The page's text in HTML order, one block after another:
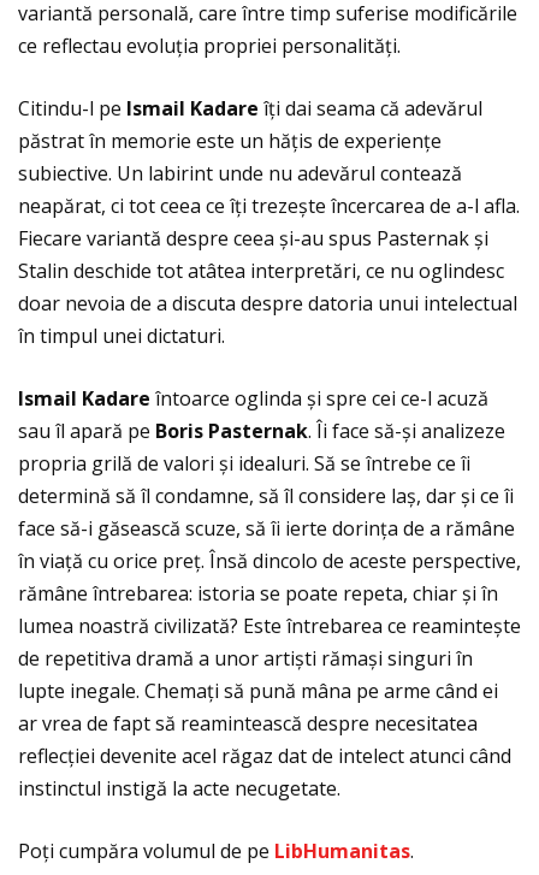
variantă personală, care între timp suferise modificările
ce reflectau evoluţia propriei personalităţi.
Citindu-l pe Ismail Kadare îţi dai seama că adevărul
păstrat în memorie este un hăţis de experienţe
subiective. Un labirint unde nu adevărul contează
neapărat, ci tot ceea ce îţi trezește încercarea de a-l afla.
Fiecare variantă despre ceea și-au spus Pasternak și
Stalin deschide tot atâtea interpretări, ce nu oglindesc
doar nevoia de a discuta despre datoria unui intelectual
în timpul unei dictaturi.
Ismail Kadare întoarce oglinda și spre cei ce-l acuză
sau îl apară pe Boris Pasternak. Îi face să-și analizeze
propria grilă de valori și idealuri. Să se întrebe ce îi
determină să îl condamne, să îl considere laș, dar și ce îi
face să-i găsească scuze, să îi ierte dorinţa de a rămâne
în viaţă cu orice preţ. Însă dincolo de aceste perspective,
rămâne întrebarea: istoria se poate repeta, chiar și în
lumea noastră civilizată? Este întrebarea ce reamintește
de repetitiva dramă a unor artiști rămași singuri în
lupte inegale. Chemaţi să pună mâna pe arme când ei
ar vrea de fapt să reamintească despre necesitatea
reflecţiei devenite acel răgaz dat de intelect atunci când
instinctul instigă la acte necugetate.
Poţi cumpăra volumul de pe LibHumanitas.